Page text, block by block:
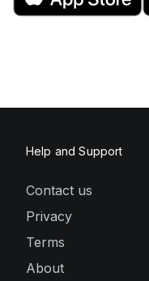
Help and Support
Contact us
Privacy
Terms
About